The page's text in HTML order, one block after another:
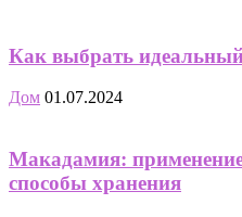
Как выбрать
Дом 01.07.2024
Макадамия:
способы хранения